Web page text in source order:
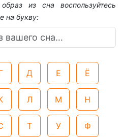
из сна воспользуйтесь
на букву:
Д Е Ё
Л М Н
Т У Ф